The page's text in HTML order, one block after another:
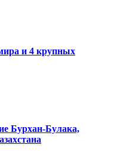
и 4 крупных
Бурхан-Булака,